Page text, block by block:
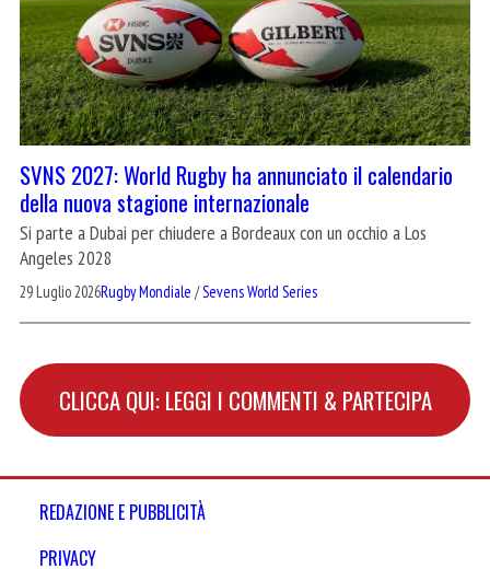
SVNS 2027: World Rugby ha annunciato il calendario
della nuova stagione internazionale
Si parte a Dubai per chiudere a Bordeaux con un occhio a Los
Angeles 2028
29 Luglio 2026Rugby Mondiale /Sevens World Series
CLICCA QUI: LEGGI I COMMENTI & PARTECIPA
REDAZIONE E PUBBLICITÀ
PRIVACY